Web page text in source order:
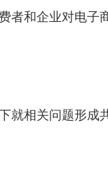
者和企业对电子
就相关问题形成